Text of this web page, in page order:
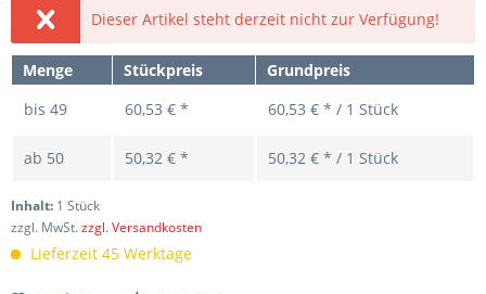
Dieser Artikel steht derzeit nicht zur Verfügung!
Menge Stückpreis
Grundpreis
bis 49 60,53 € * 60,53 € * / 1 Stück
ab 50 50,32 € * 50,32 € * / 1 Stück
Inhalt: 1 Stück
zzgl. MwSt.zzgl. Versandkosten
Lieferzeit 45 Werktage